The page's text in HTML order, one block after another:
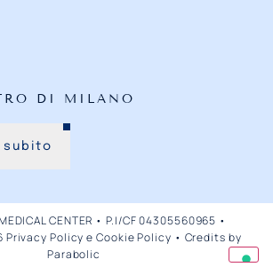
DI MILANO
subito
CENTER • P.I/CF 04305560965 •
Privacy Policy e Cookie Policy • Credits by
Parabolic